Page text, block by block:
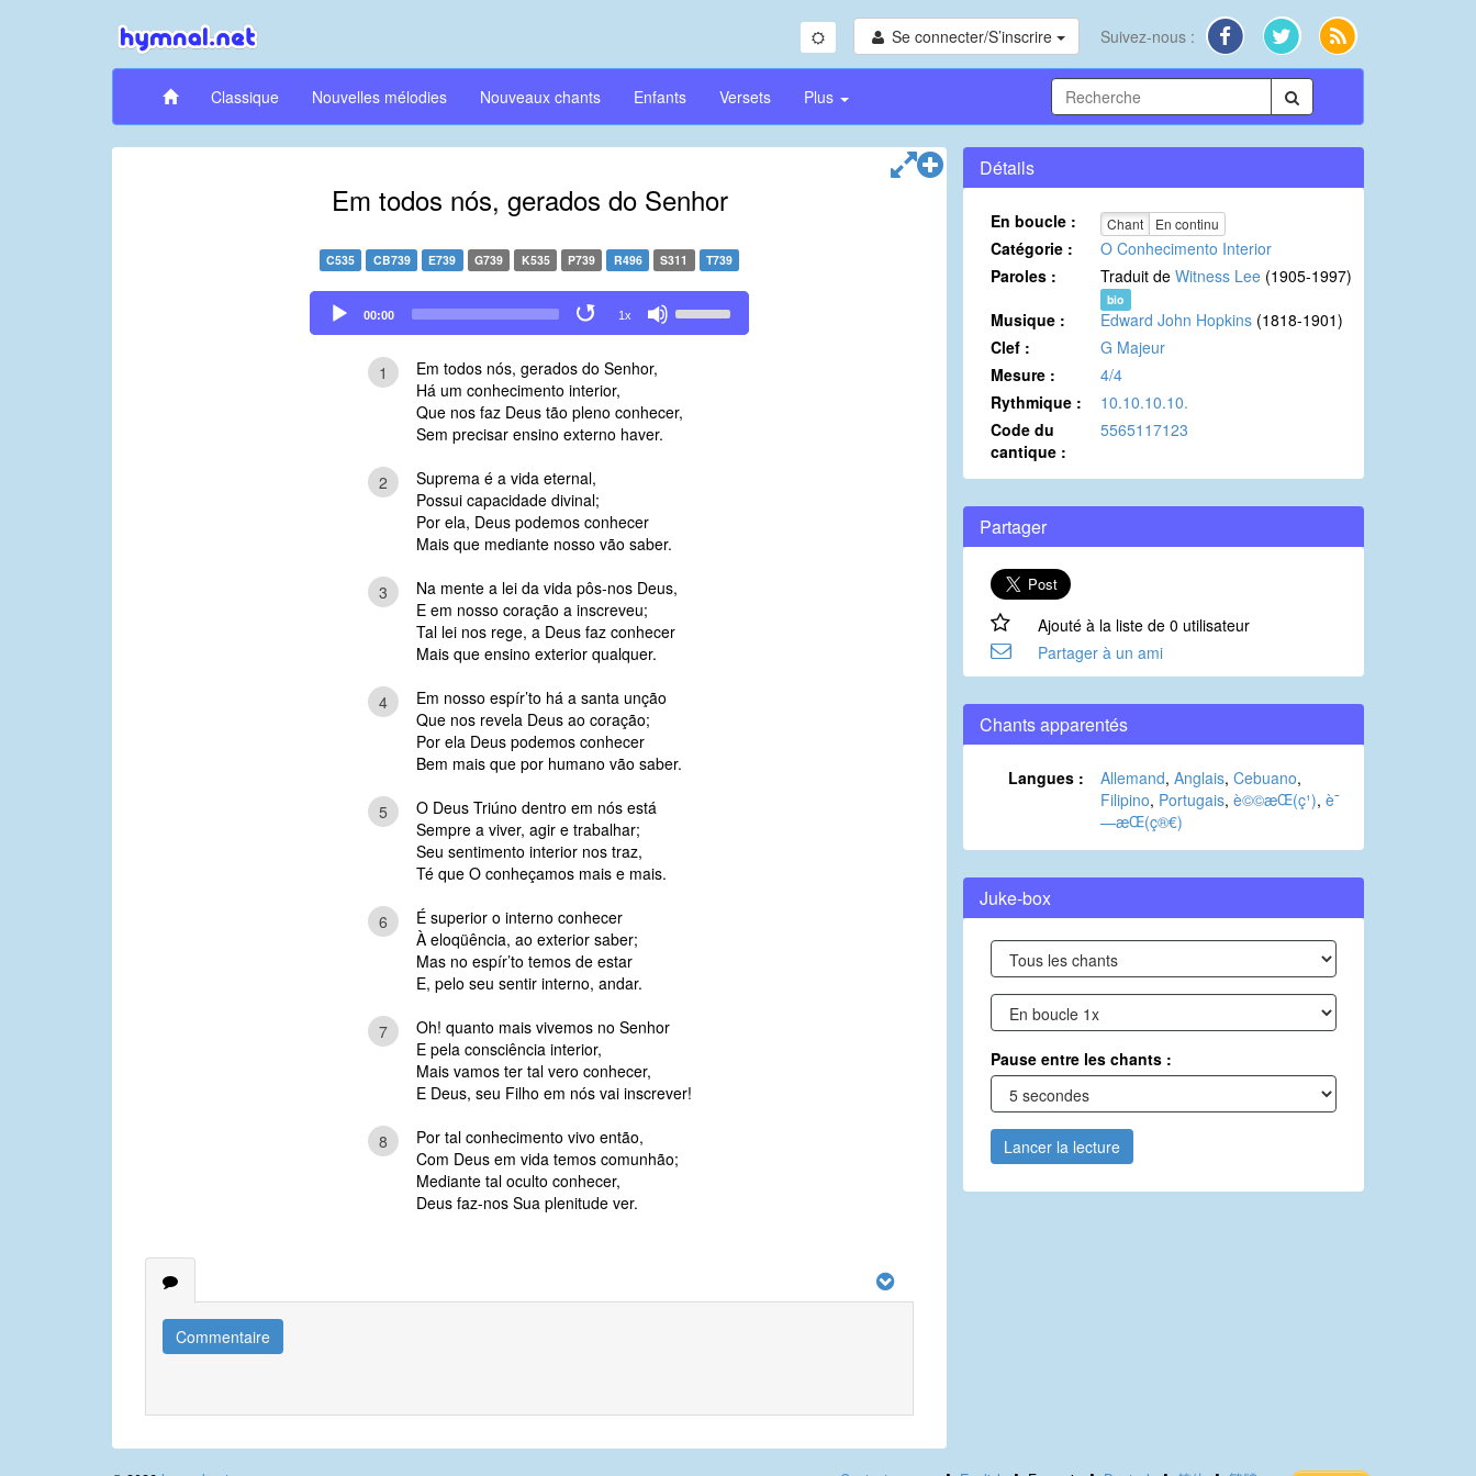
Se connecter/S’inscrire Suivez-nous :
Classique Nouvelles mélodies Nouveaux chants Enfants Versets Plus
Em todos nós, gerados do Senhor
C535 CB739 E739 G739 K535 P739 R496 S311 T739
Audio
Player
00:00 1x
Up/Down
increase
1
Em todos nós, gerados do Senhor,
Há um conhecimento interior,
Que nos faz Deus tão pleno conhecer,
Sem precisar ensino externo haver.
2
Suprema é a vida eternal,
Possui capacidade divinal;
Por ela, Deus podemos conhecer
Mais que mediante nosso vão saber.
3
Na mente a lei da vida pôs-nos Deus,
E em nosso coração a inscreveu;
Tal lei nos rege, a Deus faz conhecer
Mais que ensino exterior qualquer.
4
Em nosso espír’to há a santa unção
Que nos revela Deus ao coração;
Por ela Deus podemos conhecer
Bem mais que por humano vão saber.
5
O Deus Triúno dentro em nós está
Sempre a viver, agir e trabalhar;
Seu sentimento interior nos traz,
Té que O conheçamos mais e mais.
6
É superior o interno conhecer
À eloqüência, ao exterior saber;
Mas no espír’to temos de estar
E, pelo seu sentir interno, andar.
7
Oh! quanto mais vivemos no Senhor
E pela consciência interior,
Mais vamos ter tal vero conhecer,
E Deus, seu Filho em nós vai inscrever!
8
Por tal conhecimento vivo então,
Com Deus em vida temos comunhão;
Mediante tal oculto conhecer,
Deus faz-nos Sua plenitude ver.
Commentaire
Détails
En boucle : Chant En continu
Catégorie :
O Conhecimento Interior
Paroles :
Traduit de Witness Lee (1905-1997)
bio
Musique : Edward John Hopkins (1818-1901)
Clef :
G Majeur
Mesure :
4/4
Rythmique :
10.10.10.10.
Code du
cantique :
5565117123
Partager
Ajouté à la liste de 0 utilisateur
Partager à un ami
Chants apparentés
Langues : Allemand, Anglais, Cebuano,
Filipino, Portugais, è©©æ­Œ(ç¹), è¯
—æ­Œ(ç®€)
Juke-box
Pause entre les chants :
Lancer la lecture